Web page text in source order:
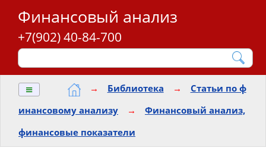
Финансовый анализ
+7(902) 40-84-700
≡ → Библиотека →
Статьи по ф
инансовому анализу
→
Финансовый анализ,
финансовые показатели